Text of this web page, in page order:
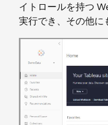
イトロールを持つ
実行でき、その他に